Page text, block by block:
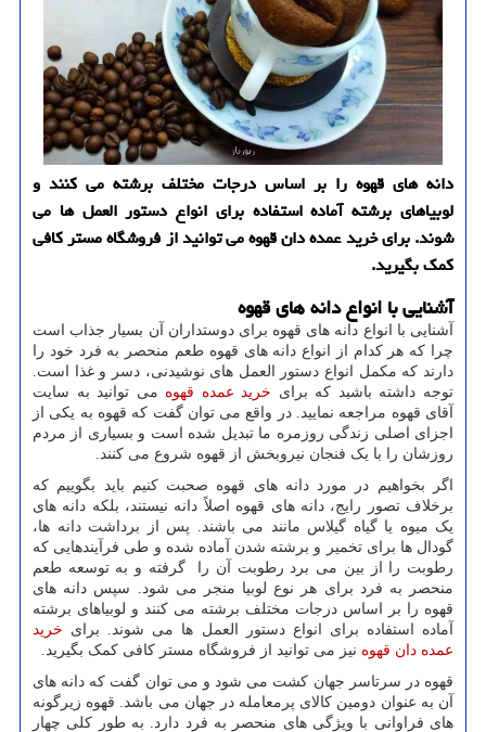
دانه های قهوه را بر اساس درجات مختلف برشته می کنند و
لوبیاهای برشته آماده استفاده برای انواع دستور العمل ها می
شوند. برای خرید عمده دان قهوه می توانید از فروشگاه مستر کافی
کمک بگیرید.
آشنایی با انواع دانه های قهوه
آشنایی با انواع دانه های قهوه برای دوستداران آن بسیار جذاب است
چرا که هر کدام از انواع دانه های قهوه طعم منحصر به فرد خود را
دارند که مکمل انواع دستور العمل های نوشیدنی، دسر و غذا است.
توجه داشته باشید که برای خرید عمده قهوه می توانید به سایت
آقای قهوه مراجعه نمایید. در واقع می توان گفت که قهوه به یکی از
اجزای اصلی زندگی روزمره ما تبدیل شده است و بسیاری از مردم
روزشان را با یک فنجان نیروبخش از قهوه شروع می کنند.
اگر بخواهیم در مورد دانه ‌های قهوه صحبت کنیم باید بگوییم که
برخلاف تصور رایج، دانه ‌های قهوه اصلاً دانه نیستند، بلکه دانه ‌های
یک میوه یا گیاه گیلاس مانند می باشند. پس از برداشت دانه ها،
گودال ها برای تخمیر و برشته شدن آماده شده و طی فرآیندهایی که
رطوبت را از بین می برد رطوبت آن را گرفته و به توسعه طعم
منحصر به فرد برای هر نوع لوبیا منجر می شود. سپس دانه های
قهوه را بر اساس درجات مختلف برشته می کنند و لوبیاهای برشته
آماده استفاده برای انواع دستور العمل ها می شوند. برای خرید
عمده دان قهوه نیز می توانید از فروشگاه مستر کافی کمک بگیرید.
قهوه در سرتاسر جهان کشت می شود و می توان گفت که دانه ‌های
آن به عنوان دومین کالای پرمعامله در جهان می باشد. قهوه زیرگونه
های فراوانی با ویژگی های منحصر به فرد دارد. به طور کلی چهار